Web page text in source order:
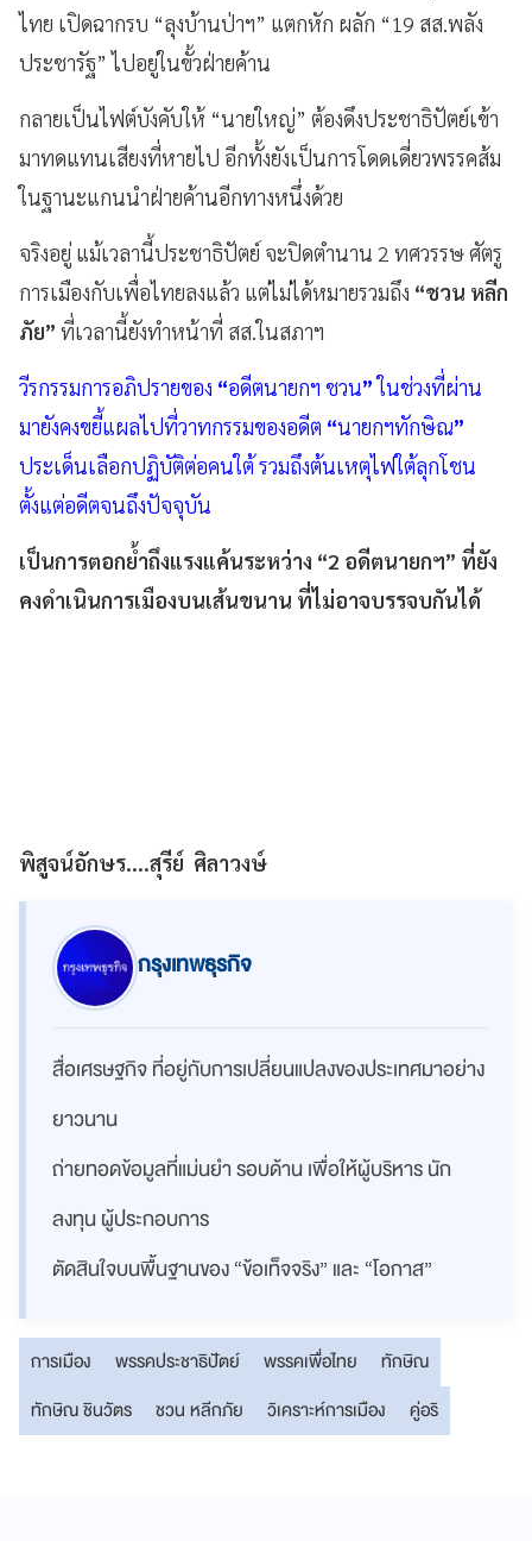
ไทย เปิดฉากรบ “ลุงบ้านป่าฯ” แตกหัก ผลัก “19 สส.พลัง
ประชารัฐ” ไปอยู่ในขั้วฝ่ายค้าน
กลายเป็นไฟต์บังคับให้ “นายใหญ่” ต้องดึงประชาธิปัตย์เข้า
มาทดแทนเสียงที่หายไป อีกทั้งยังเป็นการโดดเดี่ยวพรรคส้ม
ในฐานะแกนนำฝ่ายค้านอีกทางหนึ่งด้วย
จริงอยู่ แม้เวลานี้ประชาธิปัตย์ จะปิดตำนาน 2 ทศวรรษ ศัตรู
การเมืองกับเพื่อไทยลงแล้ว แต่ไม่ได้หมายรวมถึง “ชวน หลีก
ภัย” ที่เวลานี้ยังทำหน้าที่ สส.ในสภาฯ
วีรกรรมการอภิปรายของ “อดีตนายกฯ ชวน”ในช่วงที่ผ่าน
มายังคงขยี้แผลไปที่วาทกรรมของอดีต “นายกฯทักษิณ”
ประเด็นเลือกปฏิบัติต่อคนใต้ รวมถึงต้นเหตุไฟใต้ลุกโชน
ตั้งแต่อดีตจนถึงปัจจุบัน
เป็นการตอกย้ำถึงแรงแค้นระหว่าง “2 อดีตนายกฯ” ที่ยัง
คงดำเนินการเมืองบนเส้นขนาน ที่ไม่อาจบรรจบกันได้
พิสูจน์อักษร....สุรีย์ ศิลาวงษ์
กรุงเทพธุรกิจ
สื่อเศรษฐกิจ ที่อยู่กับการเปลี่ยนแปลงของประเทศมาอย่าง
ยาวนาน
ถ่ายทอดข้อมูลที่แม่นยำ รอบด้าน เพื่อให้ผู้บริหาร นัก
ลงทุน ผู้ประกอบการ
ตัดสินใจบนพื้นฐานของ “ข้อเท็จจริง” และ “โอกาส”
การเมือง พรรคประชาธิปัตย์ พรรคเพื่อไทย
ทักษิณ
ทักษิณ ชินวัตร
ชวน หลีกภัย วิเคราะห์การเมือง คู่อริ